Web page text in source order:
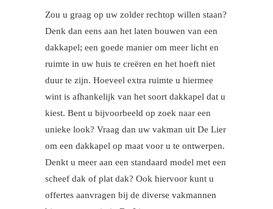
Zou u graag op uw zolder rechtop willen staan?
Denk dan eens aan het laten bouwen van een
dakkapel; een goede manier om meer licht en
ruimte in uw huis te creëren en het hoeft niet
duur te zijn. Hoeveel extra ruimte u hiermee
wint is afhankelijk van het soort dakkapel dat u
kiest. Bent u bijvoorbeeld op zoek naar een
unieke look? Vraag dan uw vakman uit De Lier
om een dakkapel op maat voor u te ontwerpen.
Denkt u meer aan een standaard model met een
scheef dak of plat dak? Ook hiervoor kunt u
offertes aanvragen bij de diverse vakmannen